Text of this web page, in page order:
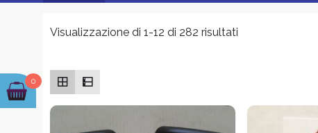
Visualizzazione di 1-12 di 282 risultati
0